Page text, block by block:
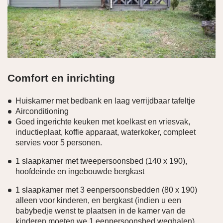
Comfort en inrichting
Huiskamer met bedbank en laag verrijdbaar tafeltje
Airconditioning
Goed ingerichte keuken met koelkast en vriesvak,
inductieplaat, koffie apparaat, waterkoker, compleet
servies voor 5 personen.
1 slaapkamer met tweepersoonsbed (140 x 190),
hoofdeinde en ingebouwde bergkast
1 slaapkamer met 3 eenpersoonsbedden (80 x 190)
alleen voor kinderen, en bergkast (indien u een
babybedje wenst te plaatsen in de kamer van de
kinderen moeten we 1 eenpersoonsbed weghalen)